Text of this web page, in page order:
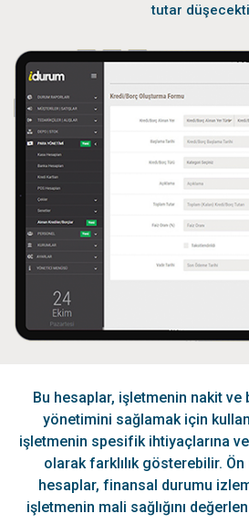
tutar
Bu hesaplar, işletmenin nakit ve
yönetimini sağlamak için
işletmenin spesifik ihtiyaçlarına
olarak farklılık gösterebilir.
hesaplar, finansal durumu
işletmenin mali sağlığını